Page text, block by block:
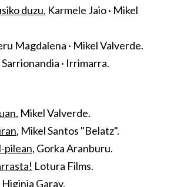
duzu, Karmele Jaio · Mikel
Magdalena · Mikel Valverde.
Sarrionandia · Irrimarra.
, Mikel Valverde.
, Mikel Santos "Belatz".
pilean, Gorka Aranburu.
Lotura Films.
Higinia Garay.